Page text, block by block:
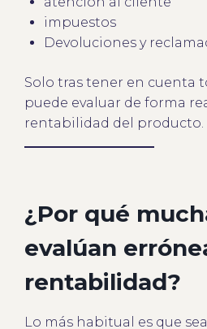
impuestos
Devoluciones y
Solo tras tener en cuenta
puede evaluar de forma
rentabilidad del producto.
¿Por qué
evalúan
rentabilidad?
Lo más habitual es que